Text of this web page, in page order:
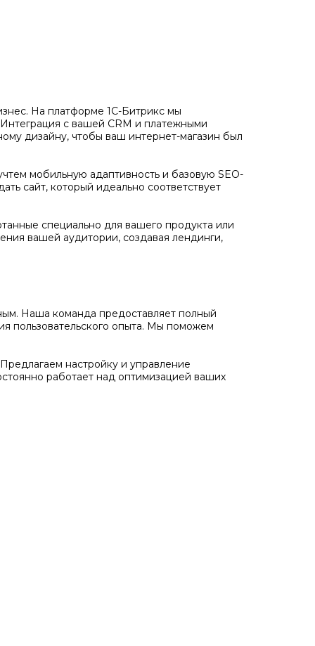
На платформе 1С-Битрикс мы
с вашей CRM и платежными
дизайну, чтобы ваш интернет-магазин был
мобильную адаптивность и базовую SEO-
сайт, который идеально соответствует
специально для вашего продукта или
вашей аудитории, создавая лендинги,
Наша команда предоставляет полный
пользовательского опыта. Мы поможем
настройку и управление
работает над оптимизацией ваших